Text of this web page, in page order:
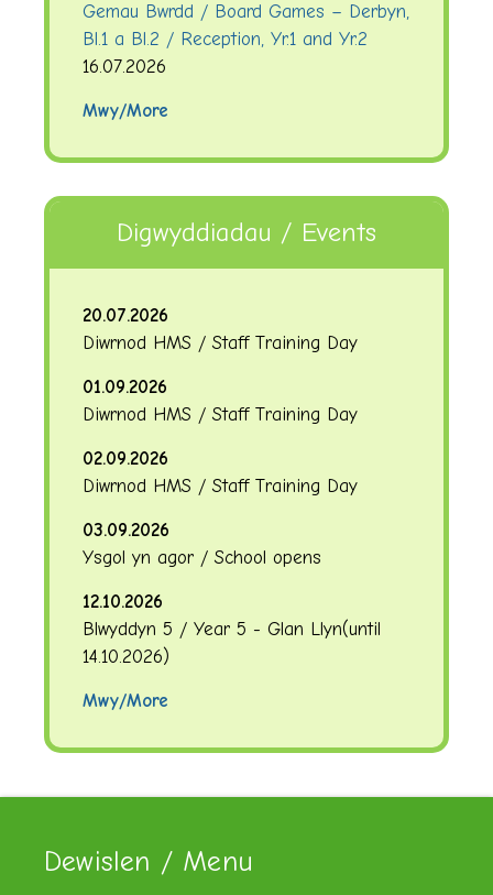
Gemau Bwrdd / Board Games – Derbyn,
Bl.1 a Bl.2 / Reception, Yr.1 and Yr.2
16.07.2026
Mwy/More
Digwyddiadau / Events
20.07.2026
Diwrnod HMS / Staff Training Day
01.09.2026
Diwrnod HMS / Staff Training Day
02.09.2026
Diwrnod HMS / Staff Training Day
03.09.2026
Ysgol yn agor / School opens
12.10.2026
Blwyddyn 5 / Year 5 - Glan Llyn(until
14.10.2026)
Mwy/More
Dewislen / Menu